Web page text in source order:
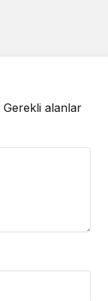
Gerekli alanlar